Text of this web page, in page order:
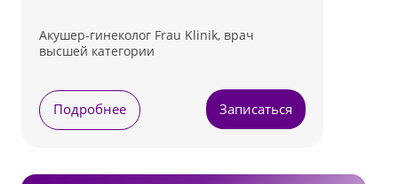
Акушер-гинеколог Frau Klinik, врач
высшей категории
Подробнее Записаться